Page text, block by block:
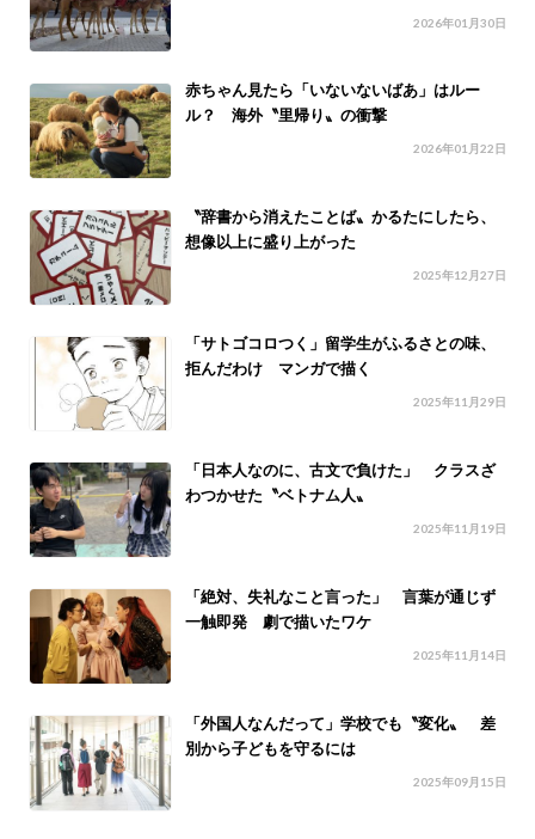
2026年01月30日
赤ちゃん見たら「いないないばあ」はルー
ル？ 海外〝里帰り〟の衝撃
2026年01月22日
〝辞書から消えたことば〟かるたにしたら、
想像以上に盛り上がった
2025年12月27日
「サトゴコロつく」留学生がふるさとの味、
拒んだわけ マンガで描く
2025年11月29日
「日本人なのに、古文で負けた」 クラスざ
わつかせた〝ベトナム人〟
2025年11月19日
「絶対、失礼なこと言った」 言葉が通じず
一触即発 劇で描いたワケ
2025年11月14日
「外国人なんだって」学校でも〝変化〟 差
別から子どもを守るには
2025年09月15日